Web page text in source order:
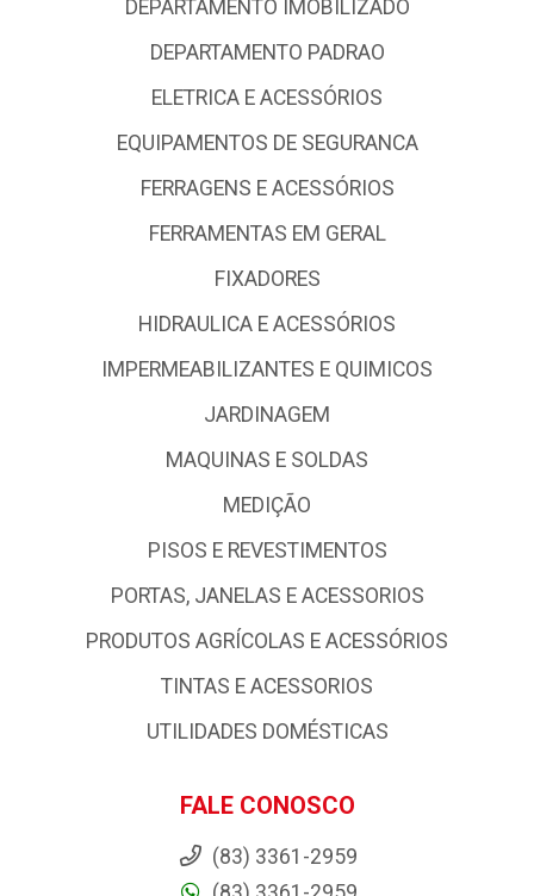
DEPARTAMENTO IMOBILIZADO
DEPARTAMENTO PADRAO
ELETRICA E ACESSÓRIOS
EQUIPAMENTOS DE SEGURANCA
FERRAGENS E ACESSÓRIOS
FERRAMENTAS EM GERAL
FIXADORES
HIDRAULICA E ACESSÓRIOS
IMPERMEABILIZANTES E QUIMICOS
JARDINAGEM
MAQUINAS E SOLDAS
MEDIÇÃO
PISOS E REVESTIMENTOS
PORTAS, JANELAS E ACESSORIOS
PRODUTOS AGRÍCOLAS E ACESSÓRIOS
TINTAS E ACESSORIOS
UTILIDADES DOMÉSTICAS
FALE CONOSCO
(83) 3361-2959